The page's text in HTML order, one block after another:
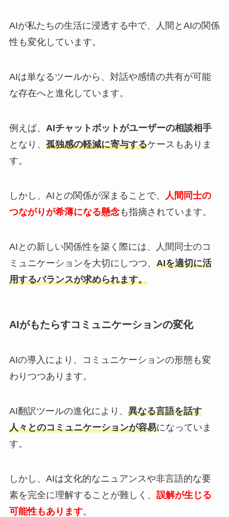
AIが私たちの生活に浸透する中で、人間とAIの関係
性も変化しています。
AIは単なるツールから、対話や感情の共有が可能
な存在へと進化しています。
例えば、 AIチャットボットがユーザーの相談相手
となり、 孤独感の軽減に寄与するケースもありま
す。
しかし、AIとの関係が深まることで、
人間同士の
つながりが希薄になる懸念も指摘されています。
AIとの新しい関係性を築く際には、人間同士のコ
ミュニケーションを大切にしつつ、 AIを適切に活
用するバランスが求められます。
AIがもたらすコミュニケーションの変化
AIの導入により、コミュニケーションの形態も変
わりつつあります。
AI翻訳ツールの進化により、 異なる言語を話す
人々とのコミュニケーションが容易になっていま
す。
しかし、AIは文化的なニュアンスや非言語的な要
素を完全に理解することが難しく、 誤解が生じる
可能性もあります。